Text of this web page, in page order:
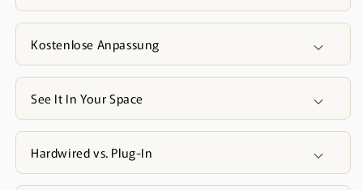
Kostenlose Anpassung
See It In Your Space
Hardwired vs. Plug-In